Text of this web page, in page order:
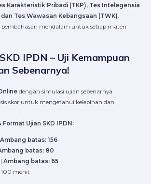
Karakteristik Pribadi (TKP), Tes Intelegensia
dan Tes Wawasan Kebangsaan (TWK).
pembahasan mendalam untuk setiap materi
IPDN – Uji Kemampuan
Sebenarnya!
dengan simulasi ujian sebenarnya.
skor untuk mengetahui kelebihan dan
Format Ujian SKD IPDN:
Ambang batas: 156
batas: 80
Ambang batas: 65
menit